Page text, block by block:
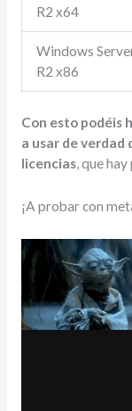
R2 x64
Windows
R2 x86
Con esto podéis
a usar de verdad
licencias, que
¡A probar con